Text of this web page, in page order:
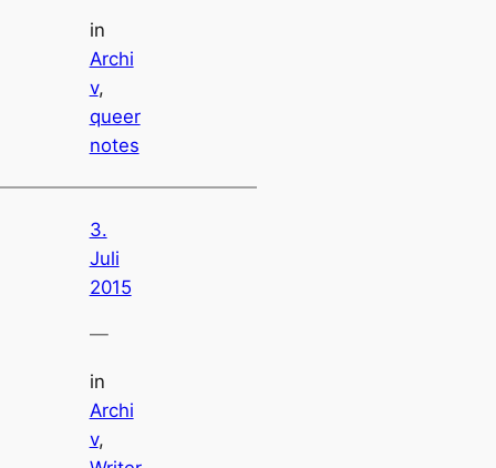
in
Archi
v
queer
notes
3.
Juli
2015
—
in
Archi
v